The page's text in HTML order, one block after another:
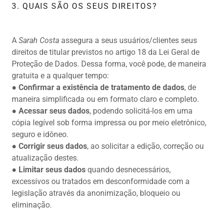
3. QUAIS SÃO OS SEUS DIREITOS?
A Sarah Costa assegura a seus usuários/clientes seus
direitos de titular previstos no artigo 18 da Lei Geral de
Proteção de Dados. Dessa forma, você pode, de maneira
gratuita e a qualquer tempo:
● Confirmar a existência de tratamento de dados, de
maneira simplificada ou em formato claro e completo.
● Acessar seus dados, podendo solicitá-los em uma
cópia legível sob forma impressa ou por meio eletrônico,
seguro e idôneo.
● Corrigir seus dados, ao solicitar a edição, correção ou
atualização destes.
● Limitar seus dados quando desnecessários,
excessivos ou tratados em desconformidade com a
legislação através da anonimização, bloqueio ou
eliminação.